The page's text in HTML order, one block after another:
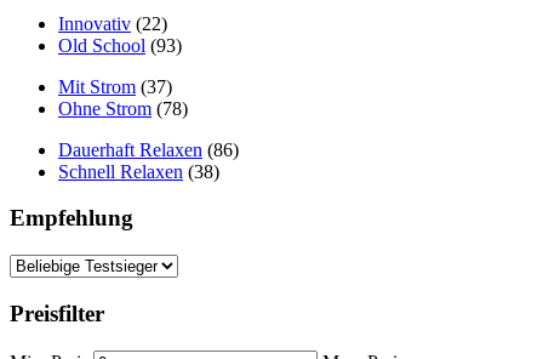
Innovativ (22)
Old School (93)
Mit Strom (37)
Ohne Strom (78)
Dauerhaft Relaxen (86)
Schnell Relaxen (38)
Empfehlung
Preisfilter